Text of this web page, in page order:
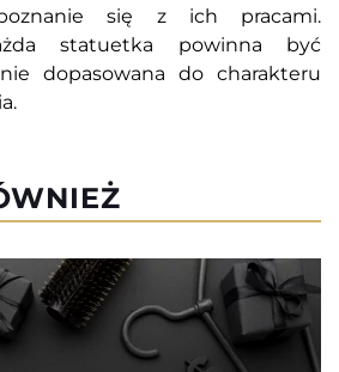
się z ich pracami.
statuetka powinna być
dopasowana do charakteru